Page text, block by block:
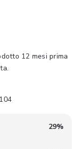
12 mesi prima
29%